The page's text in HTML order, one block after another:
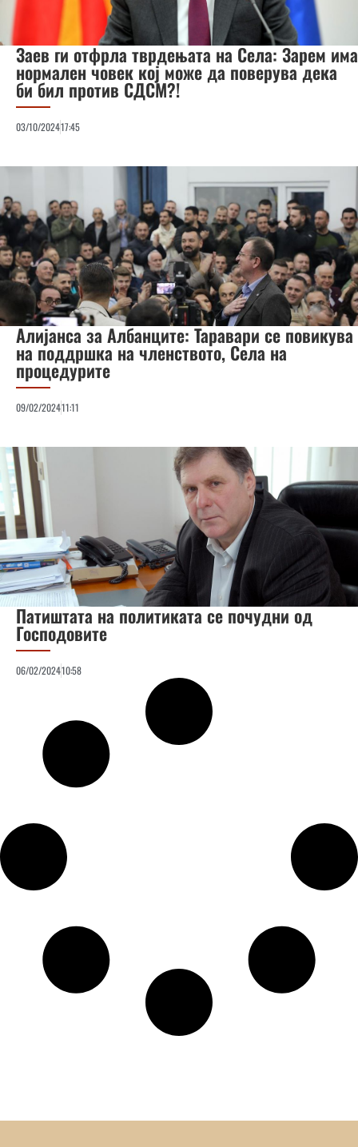
Заев ги отфрла тврдењата на Села: Зарем има
нормален човек кој може да поверува дека
би бил против СДСМ?!
03/10/202417:45
Алијанса за Албанците: Таравари се повикува
на поддршка на членството, Села на
процедурите
09/02/202411:11
Патиштата на политиката се почудни од
Господовите
06/02/202410:58